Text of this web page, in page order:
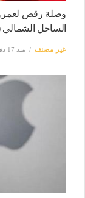
وصلة رقص لعمرو
الساحل
غير مصنف منذ 17 دقيقة